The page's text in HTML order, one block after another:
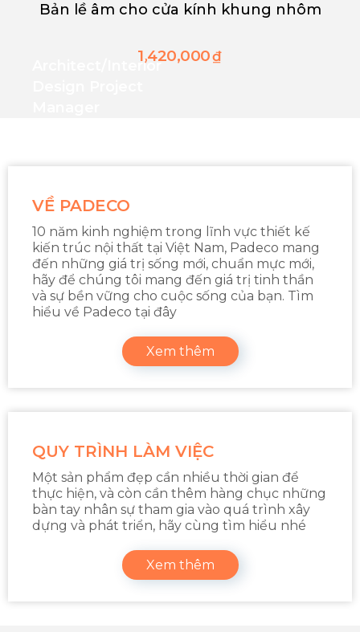
Bản lề âm cho cửa kính khung nhôm
1,420,000₫
Architect/interior
VỀ PADECO
10 năm kinh nghiệm trong lĩnh vực thiết kế
kiến trúc nội thất tại Việt Nam, Padeco mang
đến những giá trị sống mới, chuẩn mực mới,
hãy để chúng tôi mang đến giá trị tinh thần
và sự bền vững cho cuộc sống của bạn. Tìm
hiểu về Padeco tại đây
Xem thêm
QUY TRÌNH LÀM VIỆC
Một sản phẩm đẹp cần nhiều thời gian để
thực hiện, và còn cần thêm hàng chục những
bàn tay nhân sự tham gia vào quá trình xây
dựng và phát triển, hãy cùng tìm hiểu nhé
Xem thêm